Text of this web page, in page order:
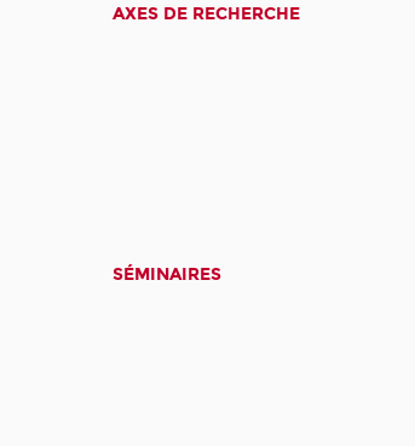
AXES DE RECHERCHE
SÉMINAIRES